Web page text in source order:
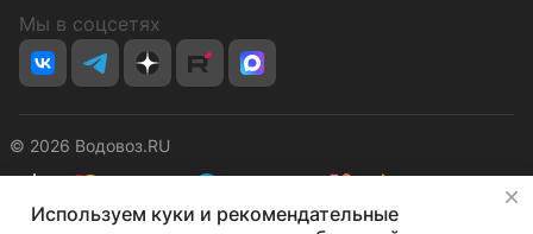
Мы в соцсетях
© 2026 Водовоз.RU
КонфиденциальностьОферта
Используем куки и рекомендательные